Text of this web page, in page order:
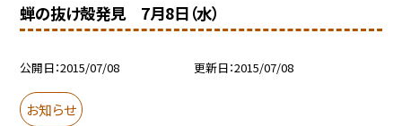
蝉の抜け殻発見 7月8日（水）
公開日 2015/07/08 更新日 2015/07/08
お知らせ